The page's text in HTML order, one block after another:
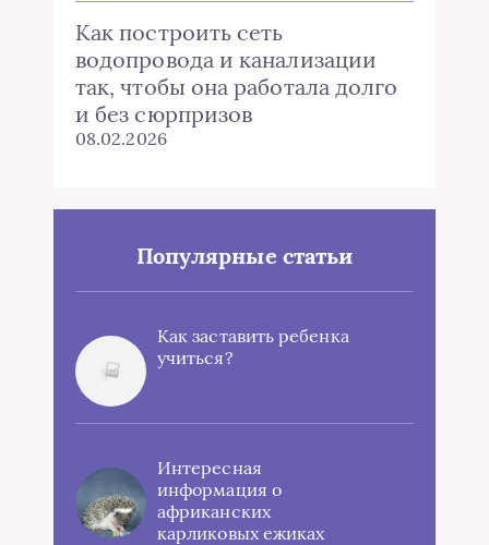
Как построить сеть
водопровода и канализации
так, чтобы она работала долго
и без сюрпризов
08.02.2026
Популярные статьи
Как заставить ребенка
учиться?
Интересная
информация о
африканских
карликовых ежиках